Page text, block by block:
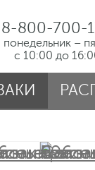
8-800-700-
понедельник –
с 10:00 до